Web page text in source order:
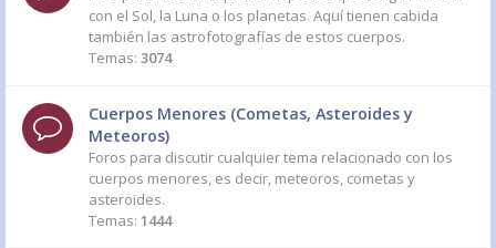
con el Sol, la Luna o los planetas. Aquí tienen cabida
también las astrofotografías de estos cuerpos.
Temas: 3074
Cuerpos Menores (Cometas, Asteroides y
Meteoros)
Foros para discutir cualquier tema relacionado con los
cuerpos menores, es decir, meteoros, cometas y
asteroides.
Temas: 1444